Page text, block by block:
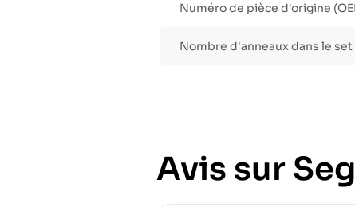
Numéro de pièce d'origine
Nombre d'anneaux dans le set
Avis sur